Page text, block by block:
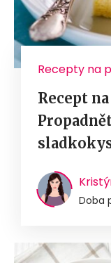
Recepty na
Recept
Doba